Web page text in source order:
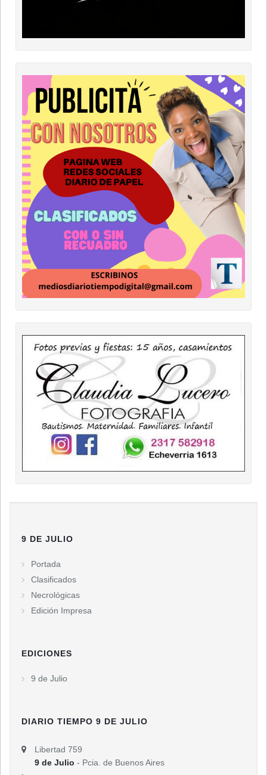
9 DE JULIO
Portada
Clasificados
Necrológicas
Edición Impresa
EDICIONES
9 de Julio
DIARIO TIEMPO 9 DE JULIO
Libertad 759
9 de Julio - Pcia. de Buenos Aires